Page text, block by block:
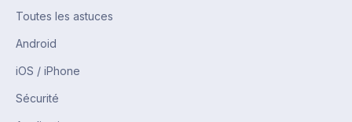
Toutes les astuces
Android
iOS / iPhone
Sécurité